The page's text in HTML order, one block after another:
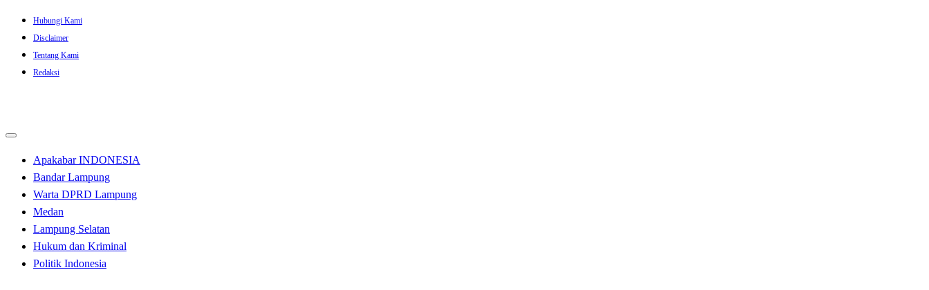
Skip
content
Hubungi Kami
Disclaimer
Tentang Kami
Redaksi
Apakabar INDONESIA
Bandar Lampung
Warta DPRD Lampung
Medan
Lampung Selatan
Hukum dan Kriminal
Politik Indonesia